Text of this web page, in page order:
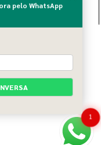
1
pelo WhatsApp